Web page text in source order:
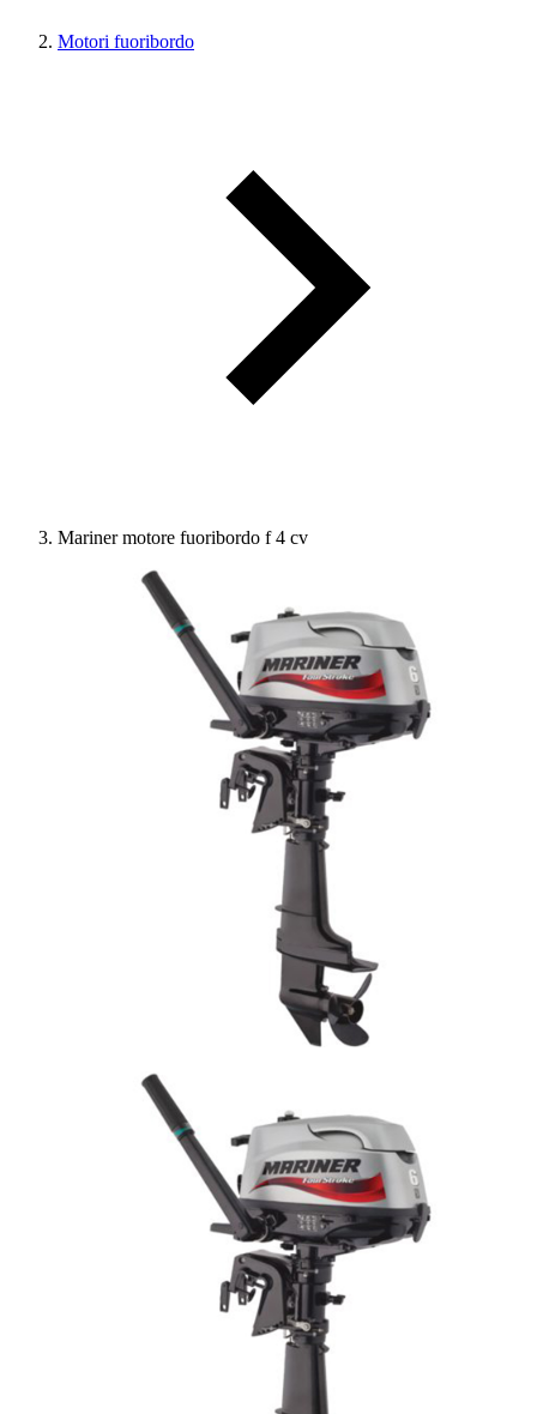
Motori fuoribordo
Mariner motore fuoribordo f 4 cv